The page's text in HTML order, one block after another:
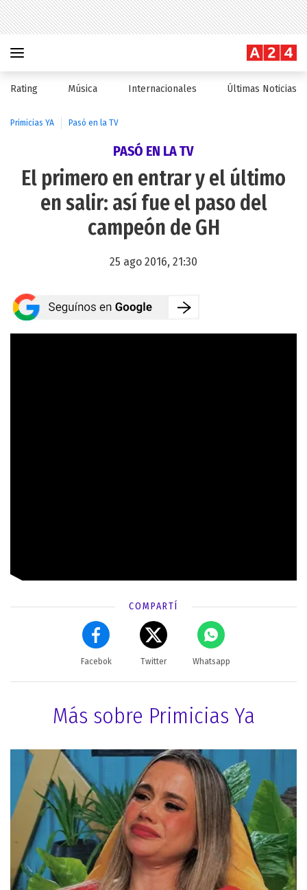
Rating Música Internacionales Últimas Noticias
Primicias YA Pasó en la TV
PASÓ EN LA TV
El primero en entrar y el último
en salir: así fue el paso del
campeón de GH
25 ago 2016, 21:30
COMPARTÍ
Facebok Twitter Whatsapp
Más sobre Primicias Ya